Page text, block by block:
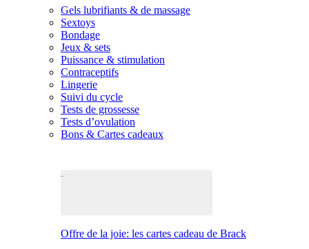
Gels lubrifiants & de massage
Sextoys
Bondage
Jeux & sets
Puissance & stimulation
Contraceptifs
Lingerie
Suivi du cycle
Tests de grossesse
Tests d’ovulation
Bons & Cartes cadeaux
Offre de la joie: les cartes cadeau de Brack